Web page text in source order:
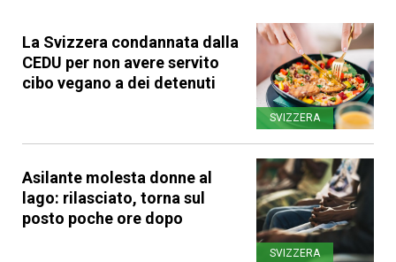
La Svizzera condannata dalla
CEDU per non avere servito
cibo vegano a dei detenuti
SVIZZERA
Asilante molesta donne al
lago: rilasciato, torna sul
posto poche ore dopo
SVIZZERA